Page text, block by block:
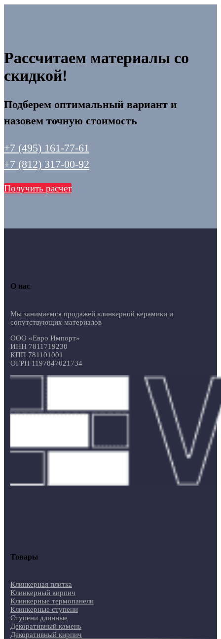
Рассчитаем материалы со
скидкой!
Подберем оптимальный вариант и
назовем точную стоимость
+7 (495) 161-77-61
+7 (812) 317-00-92
Получить расчет
О нас
Мы занимаемся продажей клинкерной керамики и
сопутствующих материалов
ООО «Евро Импорт»
ИНН 7811719230
КПП 781101001
ОГРН 1197847021734
Товары
Клинкерная плитка
Клинкерный кирпич
Клинкерные термопанели
Клинкерные ступени
Ступени длинные
Декоративный камень
Декоративный кирпич